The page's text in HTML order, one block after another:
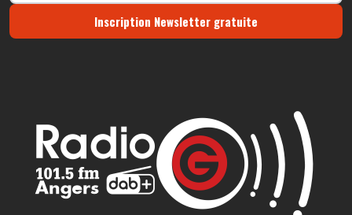
Inscription Newsletter gratuite